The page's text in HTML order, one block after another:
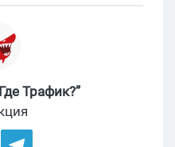
Трафик?”